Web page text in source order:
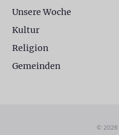
Unsere Woche
Kultur
Religion
Gemeinden
© 2026